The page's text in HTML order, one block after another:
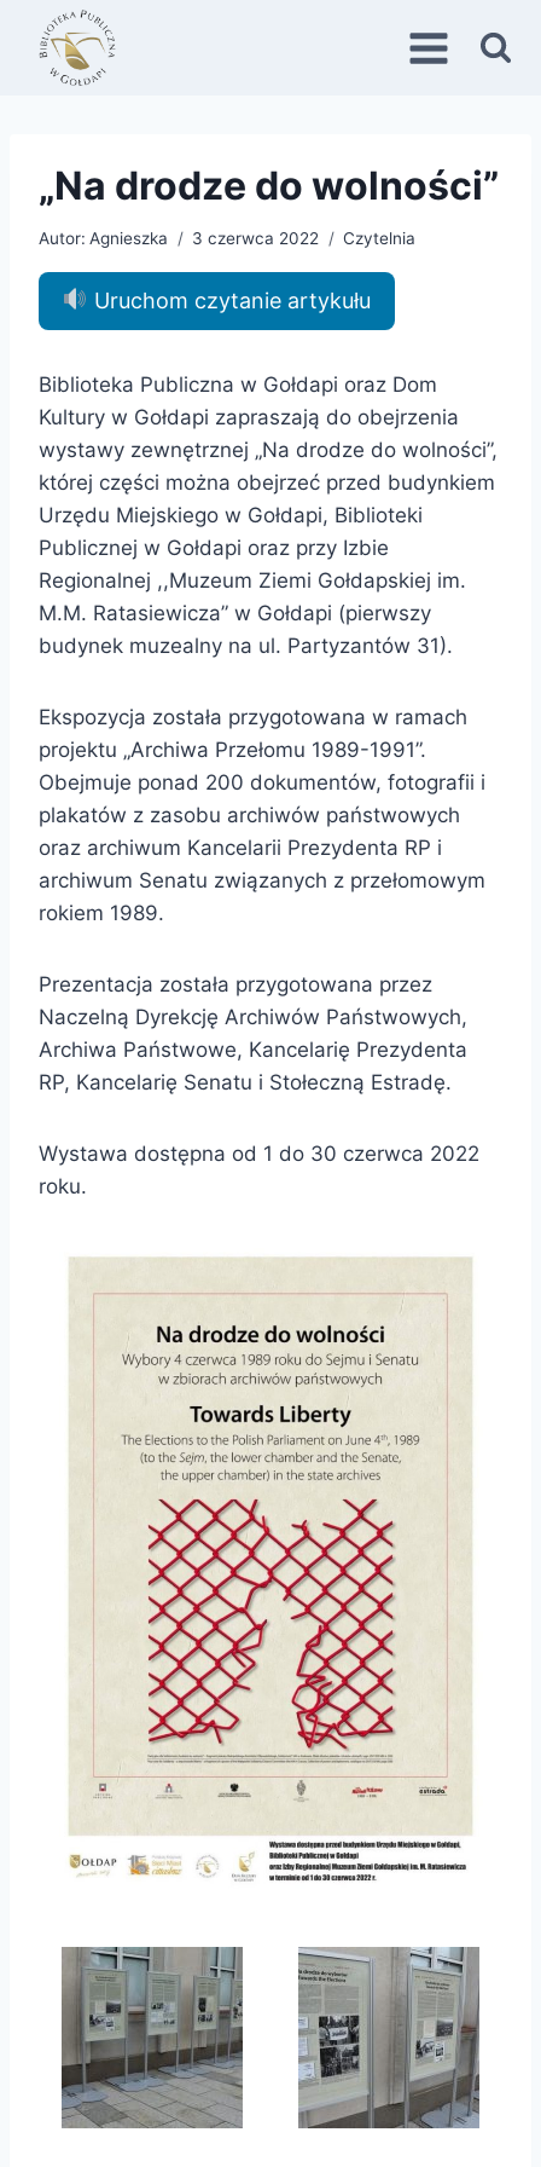
Przejdź
treści
„Na drodze do wolności”
Autor: Agnieszka 3 czerwca 2022 Czytelnia
Uruchom czytanie artykułu
Biblioteka Publiczna w Gołdapi oraz Dom
Kultury w Gołdapi zapraszają do obejrzenia
wystawy zewnętrznej „Na drodze do wolności”,
której części można obejrzeć przed budynkiem
Urzędu Miejskiego w Gołdapi, Biblioteki
Publicznej w Gołdapi oraz przy Izbie
Regionalnej ,,Muzeum Ziemi Gołdapskiej im.
M.M. Ratasiewicza” w Gołdapi (pierwszy
budynek muzealny na ul. Partyzantów 31).
Ekspozycja została przygotowana w ramach
projektu „Archiwa Przełomu 1989-1991”.
Obejmuje ponad 200 dokumentów, fotografii i
plakatów z zasobu archiwów państwowych
oraz archiwum Kancelarii Prezydenta RP i
archiwum Senatu związanych z przełomowym
rokiem 1989.
Prezentacja została przygotowana przez
Naczelną Dyrekcję Archiwów Państwowych,
Archiwa Państwowe, Kancelarię Prezydenta
RP, Kancelarię Senatu i Stołeczną Estradę.
Wystawa dostępna od 1 do 30 czerwca 2022
roku.